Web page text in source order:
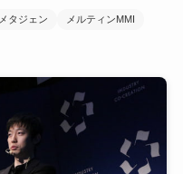
メタジェン メルティンMMI